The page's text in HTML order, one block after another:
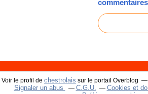
commentaires
Voir le profil de chestrolais sur le portail Overblog
Signaler un abus
C.G.U.
Cookies et